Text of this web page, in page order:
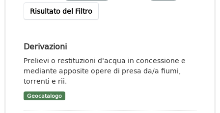
Risultato del Filtro
Derivazioni
Prelievi o restituzioni d'acqua in concessione e
mediante apposite opere di presa da/a fiumi,
torrenti e rii.
Geocatalogo